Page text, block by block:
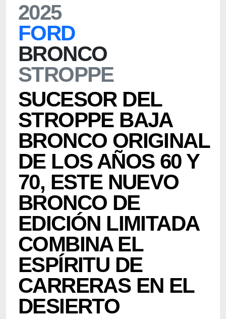
2025
FORD
BRONCO
STROPPE
SUCESOR DEL
STROPPE BAJA
BRONCO ORIGINAL
DE LOS AÑOS 60 Y
70, ESTE NUEVO
BRONCO DE
EDICIÓN LIMITADA
COMBINA EL
ESPÍRITU DE
CARRERAS EN EL
DESIERTO